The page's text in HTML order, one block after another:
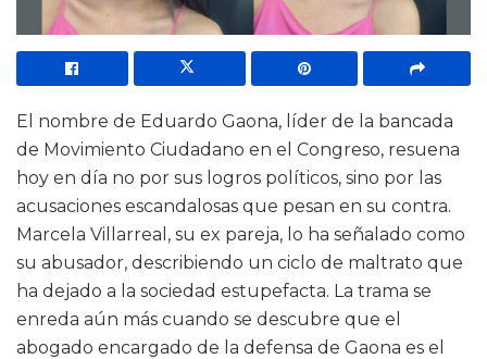
El nombre de Eduardo Gaona, líder de la bancada
de Movimiento Ciudadano en el Congreso, resuena
hoy en día no por sus logros políticos, sino por las
acusaciones escandalosas que pesan en su contra.
Marcela Villarreal, su ex pareja, lo ha señalado como
su abusador, describiendo un ciclo de maltrato que
ha dejado a la sociedad estupefacta. La trama se
enreda aún más cuando se descubre que el
abogado encargado de la defensa de Gaona es el